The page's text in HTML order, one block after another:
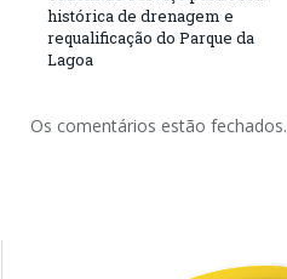
histórica de drenagem e
requalificação do Parque da
Lagoa
Os comentários estão fechados.